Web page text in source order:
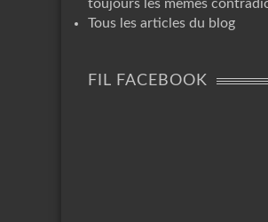
toujours les mêmes
Tous les articles du blog
FIL FACEBOOK